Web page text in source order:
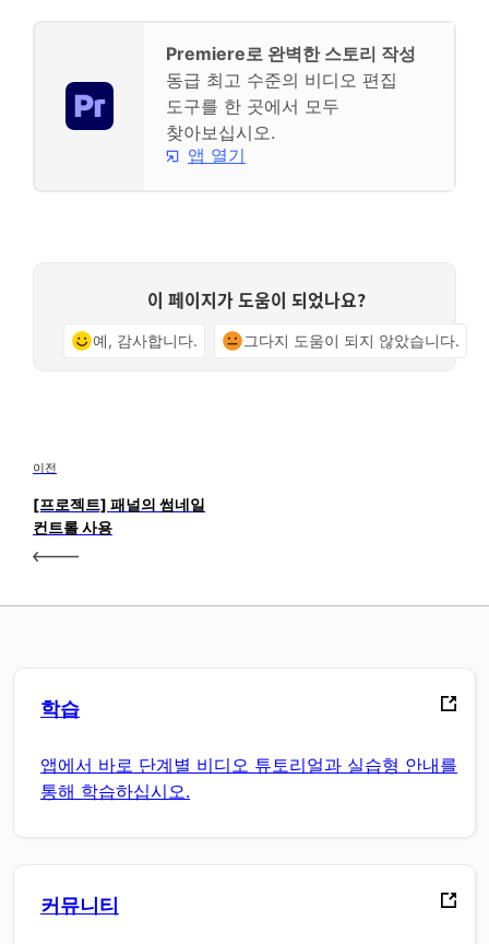
Premiere로 완벽한 스토리 작성
동급 최고 수준의 비디오 편집
도구를 한 곳에서 모두
찾아보십시오.
앱 열기
이 페이지가 도움이 되었나요?
예, 감사합니다. 그다지 도움이 되지 않았습니다.
이전
[프로젝트] 패널의 썸네일
컨트롤 사용
학습
앱에서 바로 단계별 비디오 튜토리얼과 실습형 안내를
통해 학습하십시오.
커뮤니티